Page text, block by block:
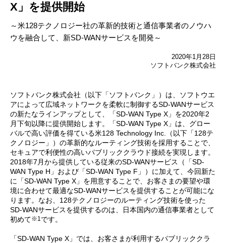
X」を提供開始
～米128テクノロジー社の革新的技術と通信事業者のノウハ
ウを融合して、 新SD-WANサービスを開発～
2020年1月28日
ソフトバンク株式会社
ソフトバンク株式会社（以下「ソフトバンク」）は、ソフトウエ
アによって広域ネットワークを柔軟に制御するSD-WANサービス
の新たなラインアップとして、「SD-WAN Type X」を2020年2
月下旬以降に提供開始します。「SD-WAN Type X」は、グロー
バルで高い評価を得ている米128 Technology Inc.（以下「128テ
クノロジー」）の革新的なルーティング技術を採用することで、
セキュアで利便性の高いパブリッククラウド接続を実現します。
2018年7月から提供している従来のSD-WANサービス（「SD-
WAN Type H」および「SD-WAN Type F」）に加えて、今回新た
に「SD-WAN Type X」を用意することで、お客さまの要望や環
境に合わせて最適なSD-WANサービスを提供することが可能にな
ります。なお、128テクノロジーのルーティング技術を使った
SD-WANサービスを提供するのは、日本国内の通信事業者として
初めて※1 です。
「SD-WAN Type X」では、お客さまが利用するパブリッククラ